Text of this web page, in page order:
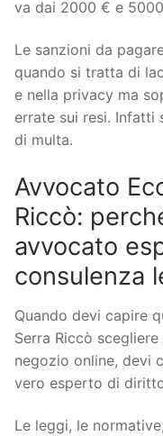
va dai 2000 € e
Le sanzioni da
quando si tratta di
e nella privacy ma
errate sui resi. Infatti
di multa.
Avvocato
Riccò:
avvocato
consulenza
Quando devi capire
Serra Riccò
negozio online, devi
vero esperto di
Le leggi, le